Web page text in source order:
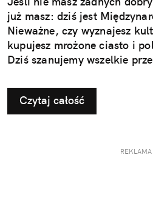
już masz: dziś jest
Nieważne, czy wyznajesz
kupujesz mrożone ciasto i
Dziś szanujemy wszelkie
Czytaj całość
REKLAMA